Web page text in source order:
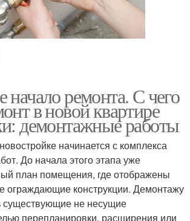
начало ремонта. С чего
в новой квартире
демонтажные работы
начинается с комплекса
До начала этого этапа уже
план помещения, где отображены
ограждающие конструкции. Демонтажу
существующие не несущие
перепланировки, расширения или